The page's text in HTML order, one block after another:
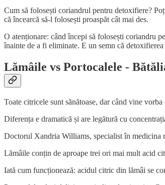
Cum să folosești coriandrul pentru detoxifiere?
că încearcă să-l folosești proaspăt cât mai des.
O atenționare: când începi să folosești coriandru
înainte de a fi eliminate. E un semn că
Lămâile vs Portocalele -
Toate citricele sunt sănătoase, dar când vine
Diferența e dramatică și are legătură cu
Doctorul Xandria Williams, specialist în medicina
Lămâile conțin de aproape trei ori mai mult acid
Iată cum funcționează: acidul citric din lămâi se